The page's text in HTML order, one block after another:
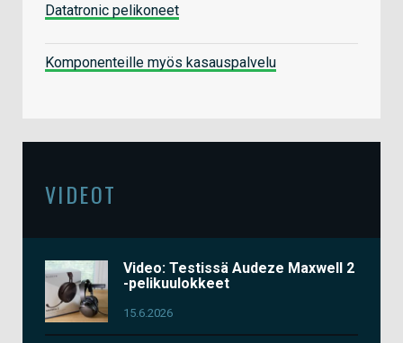
Datatronic pelikoneet
Komponenteille myös kasauspalvelu
VIDEOT
Video: Testissä Audeze Maxwell 2
-pelikuulokkeet
15.6.2026